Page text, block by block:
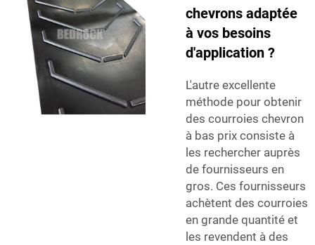
chevrons adaptée
à vos besoins
d'application ?
L'autre excellente
méthode pour obtenir
des courroies chevron
à bas prix consiste à
les rechercher auprès
de fournisseurs en
gros. Ces fournisseurs
achètent des courroies
en grande quantité et
les revendent à des